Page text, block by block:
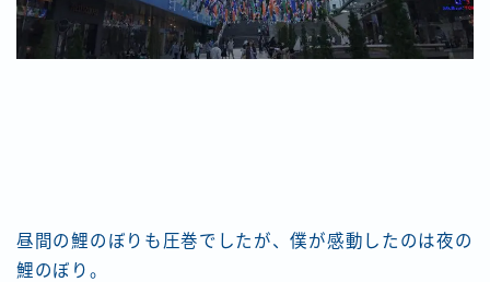
昼間の鯉のぼりも圧巻でしたが、僕が感動したのは夜の
鯉のぼり。